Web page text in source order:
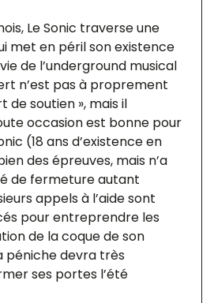
Le Sonic traverse une
met en péril son existence
de l’underground musical
n’est pas à proprement
de soutien », mais il
occasion est bonne pour
(18 ans d’existence en
des épreuves, mais n’a
de fermeture autant
appels à l’aide sont
pour entreprendre les
de la coque de son
péniche devra très
ses portes l’été